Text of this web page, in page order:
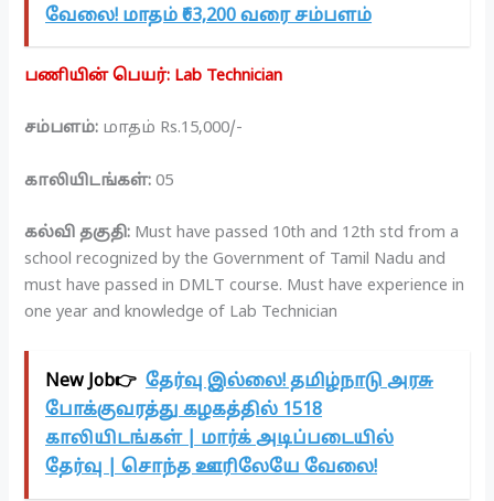
வேலை! மாதம் ₹63,200 வரை சம்பளம்
பணியின் பெயர்: Lab Technician
சம்பளம்: மாதம் Rs.15,000/-
காலியிடங்கள்: 05
கல்வி தகுதி: Must have passed 10th and 12th std from a
school recognized by the Government of Tamil Nadu and
must have passed in DMLT course. Must have experience in
one year and knowledge of Lab Technician
New Job👉 தேர்வு இல்லை! தமிழ்நாடு அரசு
போக்குவரத்து கழகத்தில் 1518
காலியிடங்கள் | மார்க் அடிப்படையில்
தேர்வு | சொந்த ஊரிலேயே வேலை!